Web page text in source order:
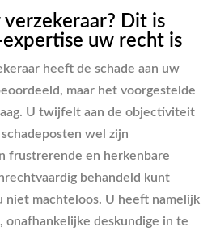
Dit is
uw recht is
heeft de schade aan uw
maar het voorgestelde
U twijfelt aan de objectiviteit
wel zijn
frustrerende en herkenbare
behandeld kunt
niet machteloos. U heeft namelijk
onafhankelijke deskundige in te